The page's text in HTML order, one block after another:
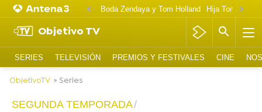
Boda Zendaya y Tom Holland Hija Tom
Objetivo TV
SERIES TELEVISIÓN PREMIOS Y FESTIVALES CINE
ObjetivoTV » Series
SEGUNDA TEMPORADA